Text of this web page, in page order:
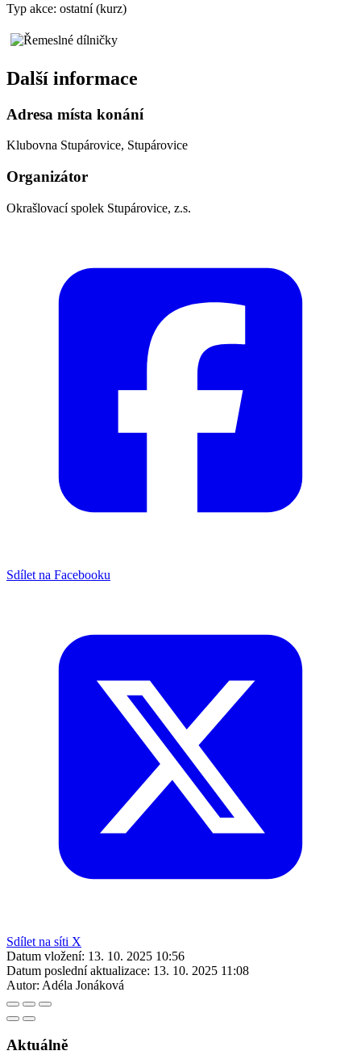
Typ akce: ostatní (kurz)
Další informace
Adresa místa konání
Klubovna Stupárovice, Stupárovice
Organizátor
Okrašlovací spolek Stupárovice, z.s.
Sdílet na Facebooku
Sdílet na síti X
Datum vložení: 13. 10. 2025 10:56
Datum poslední aktualizace: 13. 10. 2025 11:08
Autor: Adéla Jonáková
Aktuálně